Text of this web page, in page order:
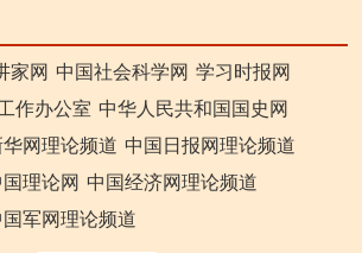
家网 中国社会科学网 学习时报网
作办公室 中华人民共和国国史网
华网理论频道 中国日报网理论频道
国理论网 中国经济网理论频道
国军网理论频道